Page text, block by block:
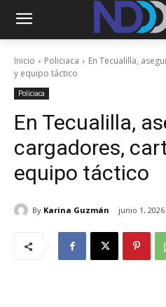
Inicio Policiaca
En Tecualilla,
y equipo táctico
Policiaca
En Tecualilla,
cargadores,
equipo táctico
By Karina Guzmán junio 1, 2026